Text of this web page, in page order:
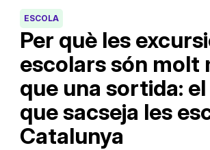
Per què les
escolars són molt
que una sortida:
que sacseja les
Catalunya
ESCOLA